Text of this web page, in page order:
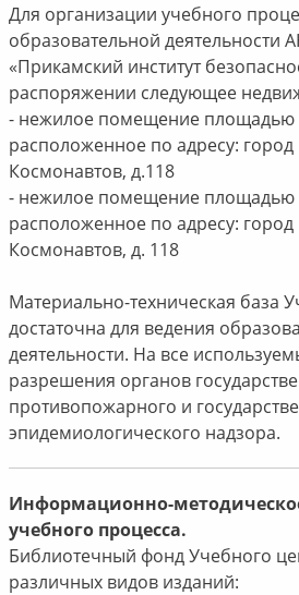
Для организации учебного
образовательной деятельности
«Прикамский институт
распоряжении следующее
- нежилое помещение площадью
расположенное по адресу:
Космонавтов, д.118
- нежилое помещение площадью
расположенное по адресу:
Космонавтов, д. 118
Материально-техническая база
достаточна для ведения
деятельности. На все
разрешения органов
противопожарного и
эпидемиологического надзора.
Информационно-
учебного процесса.
Библиотечный фонд Учебного
различных видов изданий: